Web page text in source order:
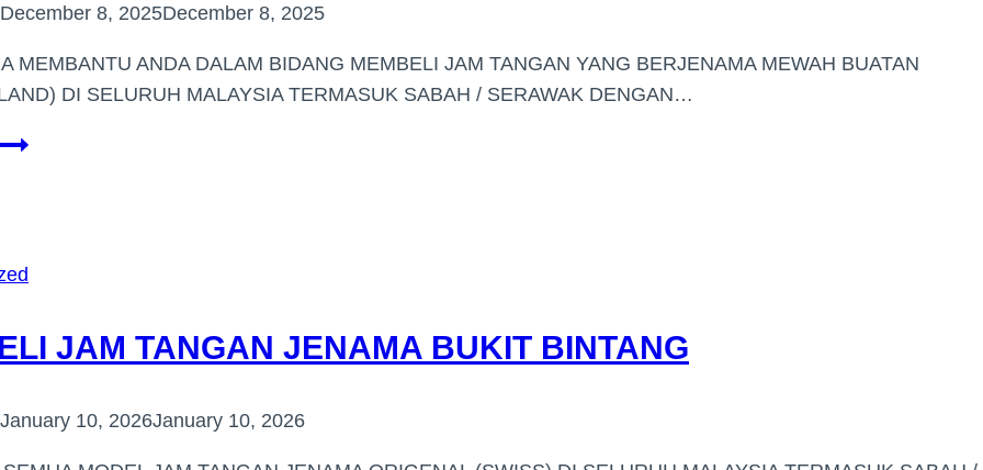
December 8, 2025December 8, 2025
MEMBANTU ANDA DALAM BIDANG MEMBELI JAM TANGAN YANG BERJENAMA MEWAH BUATAN
DI SELURUH MALAYSIA TERMASUK SABAH / SERAWAK DENGAN…
JAM TANGAN JENAMA BUKIT BINTANG
January 10, 2026January 10, 2026